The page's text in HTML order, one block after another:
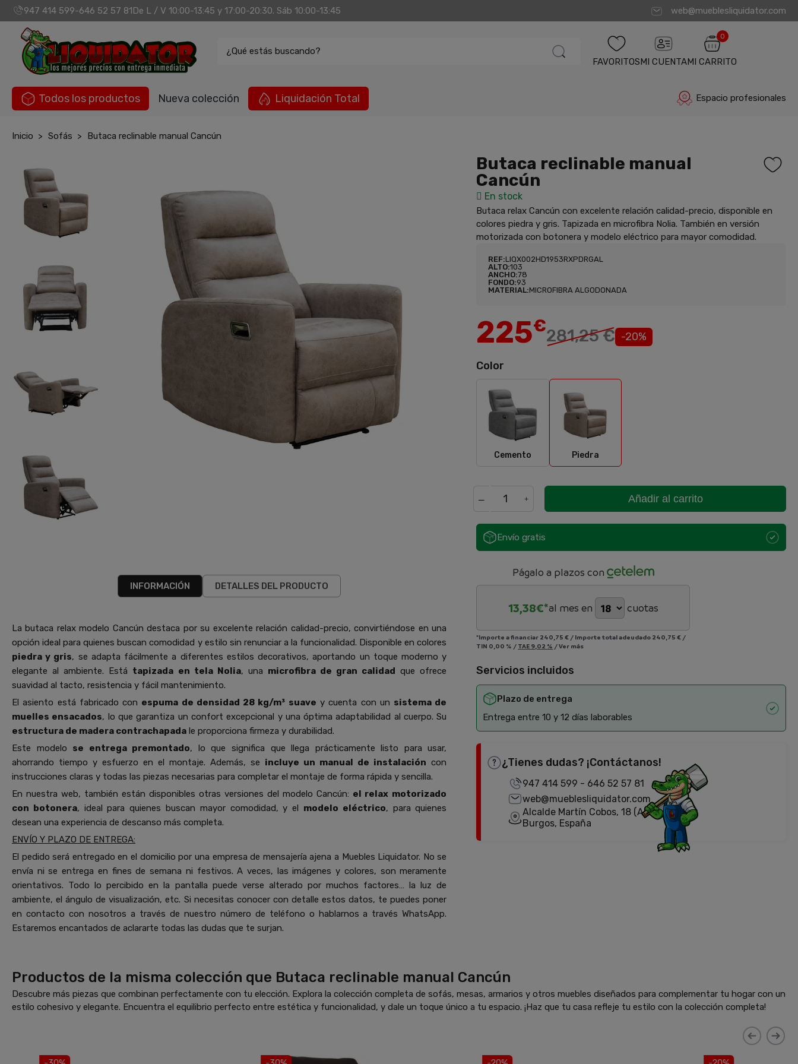
947 414 599-646 52 57 81De L / V 10:00-13:45 y 17:00-20:30. Sáb 10:00-13:45 web@mueblesliquidator.com
¿Qué estás buscando?
FAVORITOSMI CUENTA
0
MI CARRITO
Todos los productos Nueva colección Liquidación Total Espacio profesionales
Inicio Sofás Butaca reclinable manual Cancún
INFORMACIÓN DETALLES DEL PRODUCTO
La butaca relax modelo Cancún destaca por su excelente relación calidad-precio, convirtiéndose en una
opción ideal para quienes buscan comodidad y estilo sin renunciar a la funcionalidad. Disponible en colores
piedra y gris, se adapta fácilmente a diferentes estilos decorativos, aportando un toque moderno y
elegante al ambiente. Está tapizada en tela Nolia, una microfibra de gran calidad que ofrece
suavidad al tacto, resistencia y fácil mantenimiento.
El asiento está fabricado con espuma de densidad 28 kg/m³ suave y cuenta con un sistema de
muelles ensacados, lo que garantiza un confort excepcional y una óptima adaptabilidad al cuerpo. Su
estructura de madera contrachapada le proporciona firmeza y durabilidad.
Este modelo se entrega premontado, lo que significa que llega prácticamente listo para usar,
ahorrando tiempo y esfuerzo en el montaje. Además, se incluye un manual de instalación con
instrucciones claras y todas las piezas necesarias para completar el montaje de forma rápida y sencilla.
En nuestra web, también están disponibles otras versiones del modelo Cancún: el relax motorizado
con botonera, ideal para quienes buscan mayor comodidad, y el modelo eléctrico, para quienes
desean una experiencia de descanso más completa.
ENVÍO Y PLAZO DE ENTREGA:
El pedido será entregado en el domicilio por una empresa de mensajería ajena a Muebles Liquidator. No se
envía ni se entrega en fines de semana ni festivos. A veces, las imágenes y colores, son meramente
orientativos. Todo lo percibido en la pantalla puede verse alterado por muchos factores… la luz de
ambiente, el ángulo de visualización, etc. Si necesitas conocer con detalle estos datos, te puedes poner
en contacto con nosotros a través de nuestro número de teléfono o hablarnos a través WhatsApp.
Estaremos encantados de aclararte todas las dudas que te surjan.
Butaca reclinable manual
Cancún
En stock
Butaca relax Cancún con excelente relación calidad-precio, disponible en
colores piedra y gris. Tapizada en microfibra Nolia. También en versión
motorizada con botonera y modelo eléctrico para mayor comodidad.
REF:LIQX002HD1953RXPDRGAL
ALTO:103
ANCHO:78
FONDO:93
MATERIAL:MICROFIBRA ALGODONADA
225€
281,25 € -20%
Color
Cemento Piedra
Añadir al carrito
Envío gratis
Págalo a plazos con
13,38€*al mes en cuotas
*Importe a financiar 240,75 € / Importe total adeudado 240,75 € /
TIN 0,00 % / TAE 9,02 % /Ver más
Servicios incluidos
Plazo de entrega
Entrega entre 10 y 12 días laborables
¿Tienes dudas? ¡Contáctanos!
947 414 599 - 646 52 57 81
web@mueblesliquidator.com
Alcalde Martín Cobos, 18 (Antigua Fiat)
Burgos, España
Productos de la misma colección que Butaca reclinable manual Cancún
Descubre más piezas que combinan perfectamente con tu elección. Explora la colección completa de sofás, mesas, armarios y otros muebles diseñados para complementar tu hogar con un
estilo cohesivo y elegante. Encuentra el equilibrio perfecto entre estética y funcionalidad, y dale un toque único a tu espacio. ¡Haz que tu casa refleje tu estilo con la colección completa!